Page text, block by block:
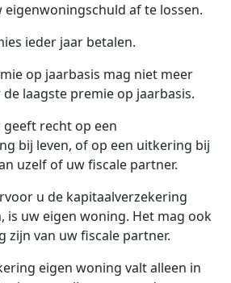
af te lossen.
ieder jaar betalen.
op jaarbasis mag niet meer
laagste premie op jaarbasis.
recht op een
bij leven, of op een uitkering bij
uzelf of uw fiscale partner.
u de kapitaalverzekering
is uw eigen woning. Het mag ook
zijn van uw fiscale partner.
eigen woning valt alleen in